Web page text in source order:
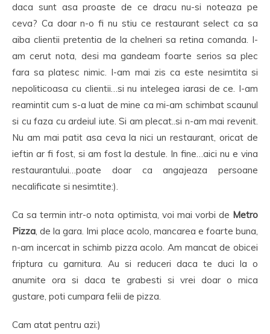
daca sunt asa proaste de ce dracu nu-si noteaza pe
ceva? Ca doar n-o fi nu stiu ce restaurant select ca sa
aiba clientii pretentia de la chelneri sa retina comanda. I-
am cerut nota, desi ma gandeam foarte serios sa plec
fara sa platesc nimic. I-am mai zis ca este nesimtita si
nepoliticoasa cu clientii…si nu intelegea iarasi de ce. I-am
reamintit cum s-a luat de mine ca mi-am schimbat scaunul
si cu faza cu ardeiul iute. Si am plecat..si n-am mai revenit.
Nu am mai patit asa ceva la nici un restaurant, oricat de
ieftin ar fi fost, si am fost la destule. In fine…aici nu e vina
restaurantului…poate doar ca angajeaza persoane
necalificate si nesimtite:).
Ca sa termin intr-o nota optimista, voi mai vorbi de Metro
Pizza, de la gara. Imi place acolo, mancarea e foarte buna,
n-am incercat in schimb pizza acolo. Am mancat de obicei
friptura cu garnitura. Au si reduceri daca te duci la o
anumite ora si daca te grabesti si vrei doar o mica
gustare, poti cumpara felii de pizza.
Cam atat pentru azi:)